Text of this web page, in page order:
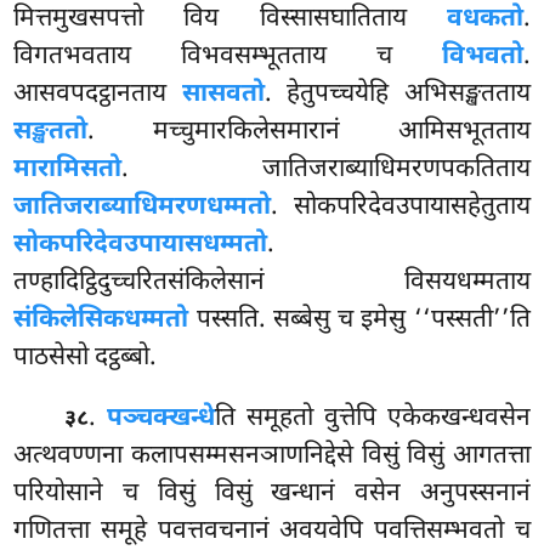
मित्तमुखसपत्तो विय विस्सासघातिताय वधकतो.
विगतभवताय विभवसम्भूतताय च विभवतो.
आसवपदट्ठानताय सासवतो. हेतुपच्चयेहि अभिसङ्खतताय
सङ्खततो. मच्चुमारकिलेसमारानं आमिसभूतताय
मारामिसतो. जातिजराब्याधिमरणपकतिताय
जातिजराब्याधिमरणधम्मतो. सोकपरिदेवउपायासहेतुताय
सोकपरिदेवउपायासधम्मतो.
तण्हादिट्ठिदुच्चरितसंकिलेसानं विसयधम्मताय
संकिलेसिकधम्मतोपस्सति. सब्बेसु च इमेसु ‘‘पस्सती’’ति
पाठसेसो दट्ठब्बो.
३८. पञ्चक्खन्धेति समूहतो वुत्तेपि एकेकखन्धवसेन
अत्थवण्णना कलापसम्मसनञाणनिद्देसे विसुं विसुं आगतत्ता
परियोसाने च विसुं विसुं खन्धानं वसेन अनुपस्सनानं
गणितत्ता समूहे पवत्तवचनानं अवयवेपि पवत्तिसम्भवतो च